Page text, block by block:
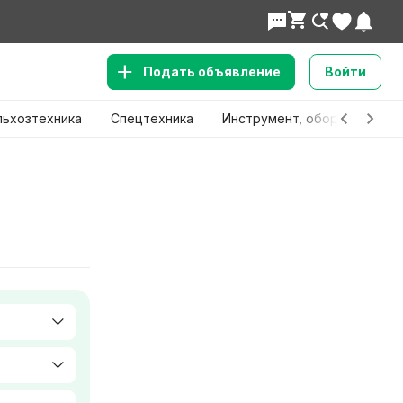
Подать объявление Войти
Спецтехника Инструмент, оборудование